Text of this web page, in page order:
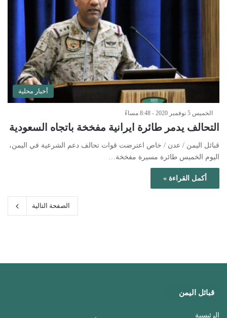
أخبار محلية
الخميس 5 نوفمبر 2020 - 8:48 مساءً
التحالف يدمر طائرة ايرانية مفخخة باتجاه السعودية
قبائل اليمن / عدن / خاص اعترضت قوات تحالف دعم الشرعية في اليمن،
اليوم الخميس طائرة مسيرة مفخخة…
أكمل القراءة »
الصفحة التالية
قبائل اليمن
الرئيسية